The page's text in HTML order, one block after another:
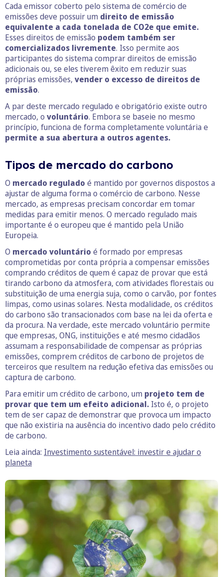
Cada emissor coberto pelo sistema de comércio de
emissões deve possuir um direito de emissão
equivalente a cada tonelada de CO2e que emite.
Esses direitos de emissão podem também ser
comercializados livremente. Isso permite aos
participantes do sistema comprar direitos de emissão
adicionais ou, se eles tiverem êxito em reduzir suas
próprias emissões, vender o excesso de direitos de
emissão.
A par deste mercado regulado e obrigatório existe outro
mercado, o voluntário. Embora se baseie no mesmo
princípio, funciona de forma completamente voluntária e
permite a sua abertura a outros agentes.
Tipos de mercado do carbono
O mercado regulado é mantido por governos dispostos a
ajustar de alguma forma o comércio de carbono. Nesse
mercado, as empresas precisam concordar em tomar
medidas para emitir menos. O mercado regulado mais
importante é o europeu que é mantido pela União
Europeia.
O mercado voluntário é formado por empresas
comprometidas por conta própria a compensar emissões
comprando créditos de quem é capaz de provar que está
tirando carbono da atmosfera, com atividades florestais ou
substituição de uma energia suja, como o carvão, por fontes
limpas, como usinas solares. Nesta modalidade, os créditos
do carbono são transacionados com base na lei da oferta e
da procura. Na verdade, este mercado voluntário permite
que empresas, ONG, instituições e até mesmo cidadãos
assumam a responsabilidade de compensar as próprias
emissões, comprem créditos de carbono de projetos de
terceiros que resultem na redução efetiva das emissões ou
captura de carbono.
Para emitir um crédito de carbono, um projeto tem de
provar que tem um efeito adicional. Isto é, o projeto
tem de ser capaz de demonstrar que provoca um impacto
que não existiria na ausência do incentivo dado pelo crédito
de carbono.
Leia ainda: Investimento sustentável: investir e ajudar o
planeta